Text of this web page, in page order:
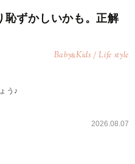
恥ずかしいかも。正解
Baby&Kids / Life style
う♪
2026.08.07